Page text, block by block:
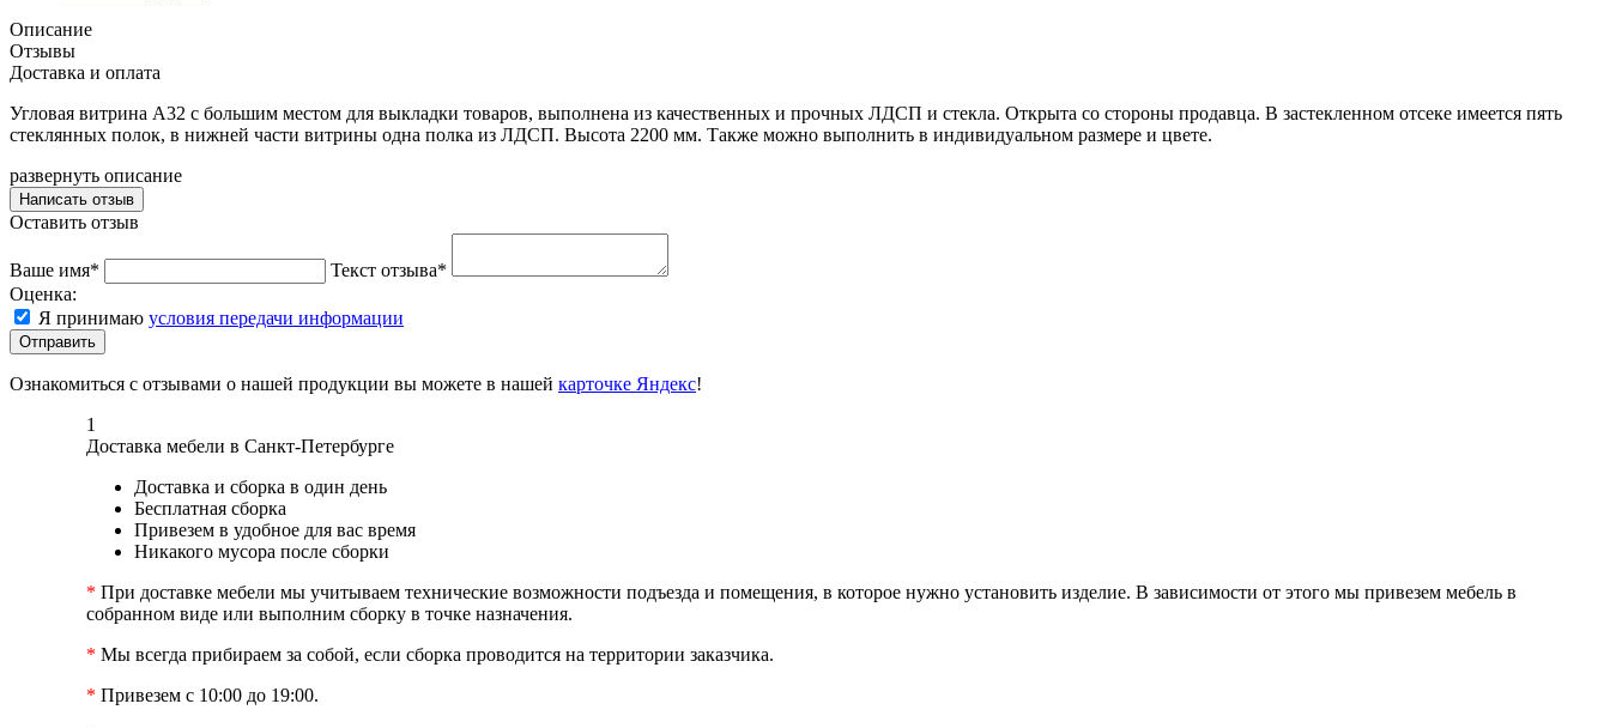
Описание
Отзывы
Доставка и оплата
Угловая витрина А32 с большим местом для выкладки товаров, выполнена из качественных и прочных ЛДСП и стекла. Открыта со стороны продавца. В застекленном отсеке имеется пять
стеклянных полок, в нижней части витрины одна полка из ЛДСП. Высота 2200 мм. Также можно выполнить в индивидуальном размере и цвете.
развернуть описание
Написать отзыв
Оставить отзыв
Ваше имя*
Текст отзыва*
Оценка:
Я принимаю условия передачи информации
Отправить
Ознакомиться с отзывами о нашей продукции вы можете в нашей карточке Яндекс!
1
Доставка мебели в Санкт-Петербурге
Доставка и сборка в один день
Бесплатная сборка
Привезем в удобное для вас время
Никакого мусора после сборки
* При доставке мебели мы учитываем технические возможности подъезда и помещения, в которое нужно установить изделие. В зависимости от этого мы привезем мебель в
собранном виде или выполним сборку в точке назначения.
* Мы всегда прибираем за собой, если сборка проводится на территории заказчика.
* Привезем с 10:00 до 19:00.